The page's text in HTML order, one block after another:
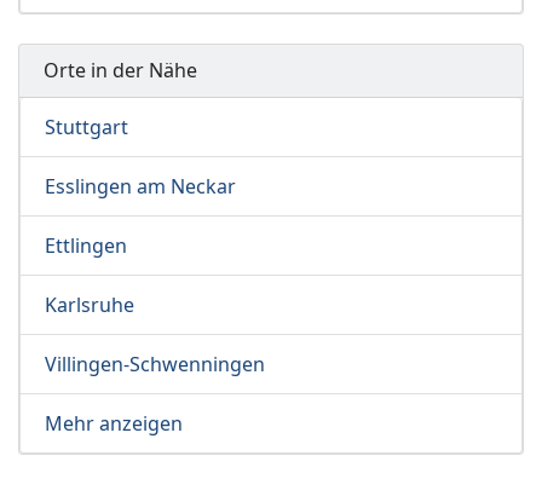
Orte in der Nähe
Stuttgart
Esslingen am Neckar
Ettlingen
Karlsruhe
Villingen-Schwenningen
Mehr anzeigen